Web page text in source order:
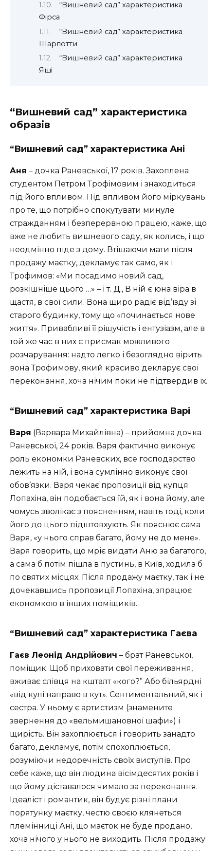
“Вишневий сад” характеристика
Фірса
“Вишневий сад” характеристика
Шарлотти
“Вишневий сад” характеристика
Яші
“Вишневий сад” характеристика
образів
“Вишневий сад” характеристика Ані
Аня – дочка Раневської, 17 років. Захоплена
студентом Петром Трофімовим і знаходиться
під його впливом. Під впливом його міркувань
про те, що потрібно спокутувати минуле
стражданням і безперервною працею, каже, що
вже не любить вишневого саду, як колись, і що
неодмінно піде з дому. Втішаючи мати після
продажу маєтку, декламує так само, як і
Трофимов: «Ми посадимо новий сад,
розкішніше цього …» – і т. Д., В ній є юна віра в
щастя, в свої сили. Вона щиро радіє від’їзду зі
старого будинку, тому що «починається нове
життя». Привабливі її рішучість і ентузіазм, але в
той же час в них є присмак можливого
розчарування: надто легко і безоглядно вірить
вона Трофимову, який красиво декларує свої
переконання, хоча нічим поки не підтвердив їх.
“Вишневий сад” характеристика Варі
Варя (Варвара Михайлівна) – прийомна дочка
Раневської, 24 років. Варя фактично виконує
роль економки Раневских, все господарство
лежить на ній, і вона сумлінно виконує свої
обов’язки. Варя чекає пропозиції від купця
Лопахіна, він подобається їй, як і вона йому, але
чомусь зволікає з поясненням, навіть тоді, коли
його до цього підштовхують. Як пояснює сама
Варя, «у нього справ багато, йому не до мене».
Варя говорить, що мріє видати Аню за багатого,
а сама б потім пішла в пустинь, в Київ, ходила б
по святих місцях. Після продажу маєтку, так і не
дочекавшись пропозиції Лопахіна, зпрацює
економкою в інших поміщиків.
“Вишневий сад” характеристика Гаєва
Гаєв Леонід Андрійович – брат Раневської,
поміщик. Щоб приховати свої переживання,
вживає слівця на кшталт «кого?” Або більярдні
«від кулі направо в кут». Сентиментальний, як і
сестра. У ньому є артистизм (знамените
звернення до «вельмишановної шафи») і
щирість. Він захоплюється і говорить занадто
багато, декламує, потім спохоплюється,
розуміючи недоречність своїх виступів. Про
себе каже, що він людина вісімдесятих років і
що йому діставалося чимало за переконання.
Ідеаліст і романтик, він будує різні плани
порятунку маєтку, честю своєю клянеться
племінниці Ані, що маєток не буде продано,
хоча нічого у нього не виходить. Після продажу